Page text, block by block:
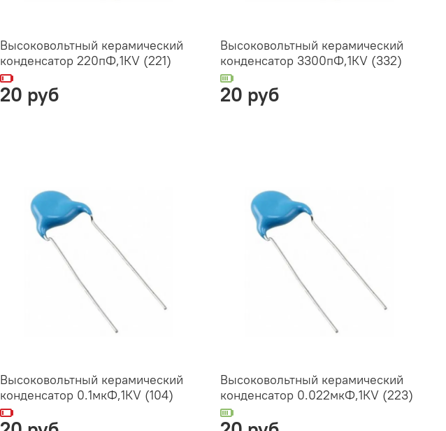
Высоковольтный керамический
конденсатор 220пФ,1КV (221)
20 руб
Высоковольтный керамический
конденсатор 3300пФ,1КV (332)
20 руб
Высоковольтный керамический
конденсатор 0.1мкФ,1КV (104)
Высоковольтный керамический
конденсатор 0.022мкФ,1КV (223)